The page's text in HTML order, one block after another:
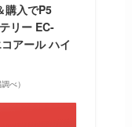
購入でP5
リー EC-
アール ハイ
べ）